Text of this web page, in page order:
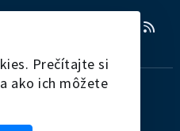
Prečítajte si
ako ich môžete